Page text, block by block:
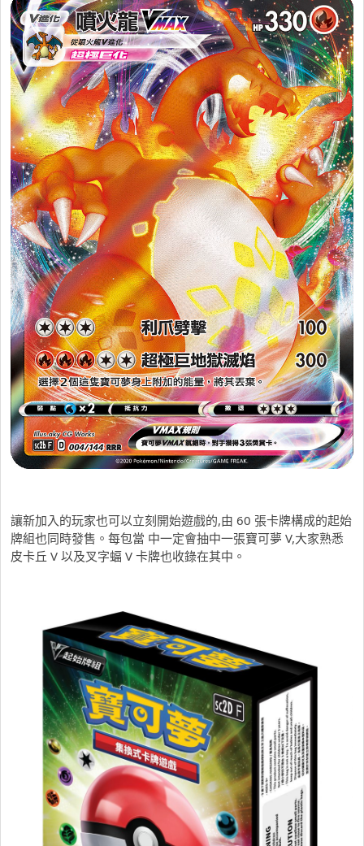
讓新加入的玩家也可以立刻開始遊戲的,由 60 張卡牌構成的起始
牌組也同時發售。每包當 中一定會抽中一張寶可夢 V,大家熟悉
皮卡丘 V 以及叉字蝠 V 卡牌也收錄在其中。